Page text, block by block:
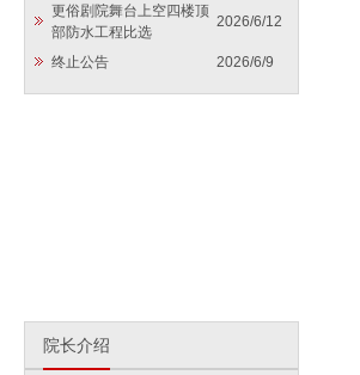
更俗剧院舞台上空四楼顶
部防水工程比选
2026/6/12
终止公告 2026/6/9
院长介绍